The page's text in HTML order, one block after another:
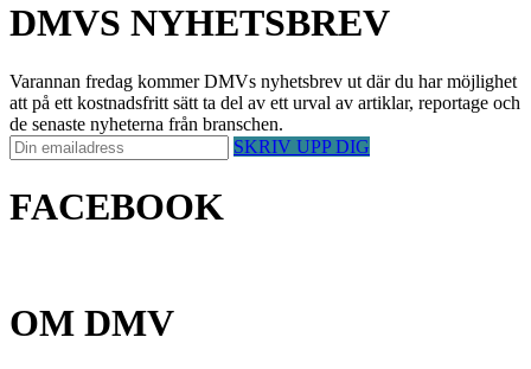
DMVS NYHETSBREV
Varannan fredag kommer DMVs nyhetsbrev ut där du har möjlighet
att på ett kostnadsfritt sätt ta del av ett urval av artiklar, reportage och
de senaste nyheterna från branschen.
SKRIV UPP DIG
FACEBOOK
OM DMV